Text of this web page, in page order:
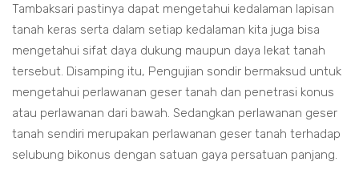
Tambaksari pastinya dapat mengetahui kedalaman lapisan
tanah keras serta dalam setiap kedalaman kita juga bisa
mengetahui sifat daya dukung maupun daya lekat tanah
tersebut. Disamping itu, Pengujian sondir bermaksud untuk
mengetahui perlawanan geser tanah dan penetrasi konus
atau perlawanan dari bawah. Sedangkan perlawanan geser
tanah sendiri merupakan perlawanan geser tanah terhadap
selubung bikonus dengan satuan gaya persatuan panjang.